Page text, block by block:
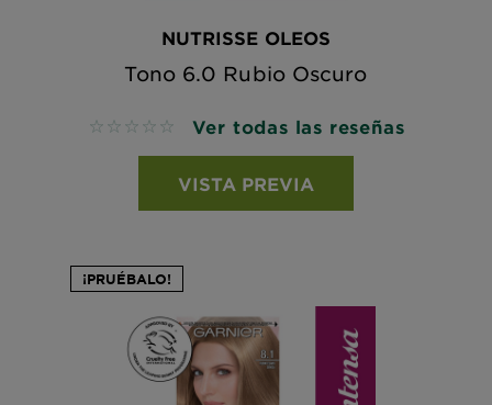
NUTRISSE OLEOS
Tono 6.0 Rubio Oscuro
No reviews Ver todas las reseñas
VISTA PREVIA
¡PRUÉBALO!